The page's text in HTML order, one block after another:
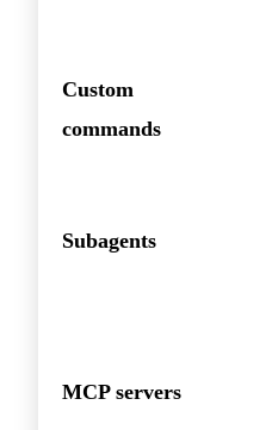
Custom
commands
Subagents
MCP servers